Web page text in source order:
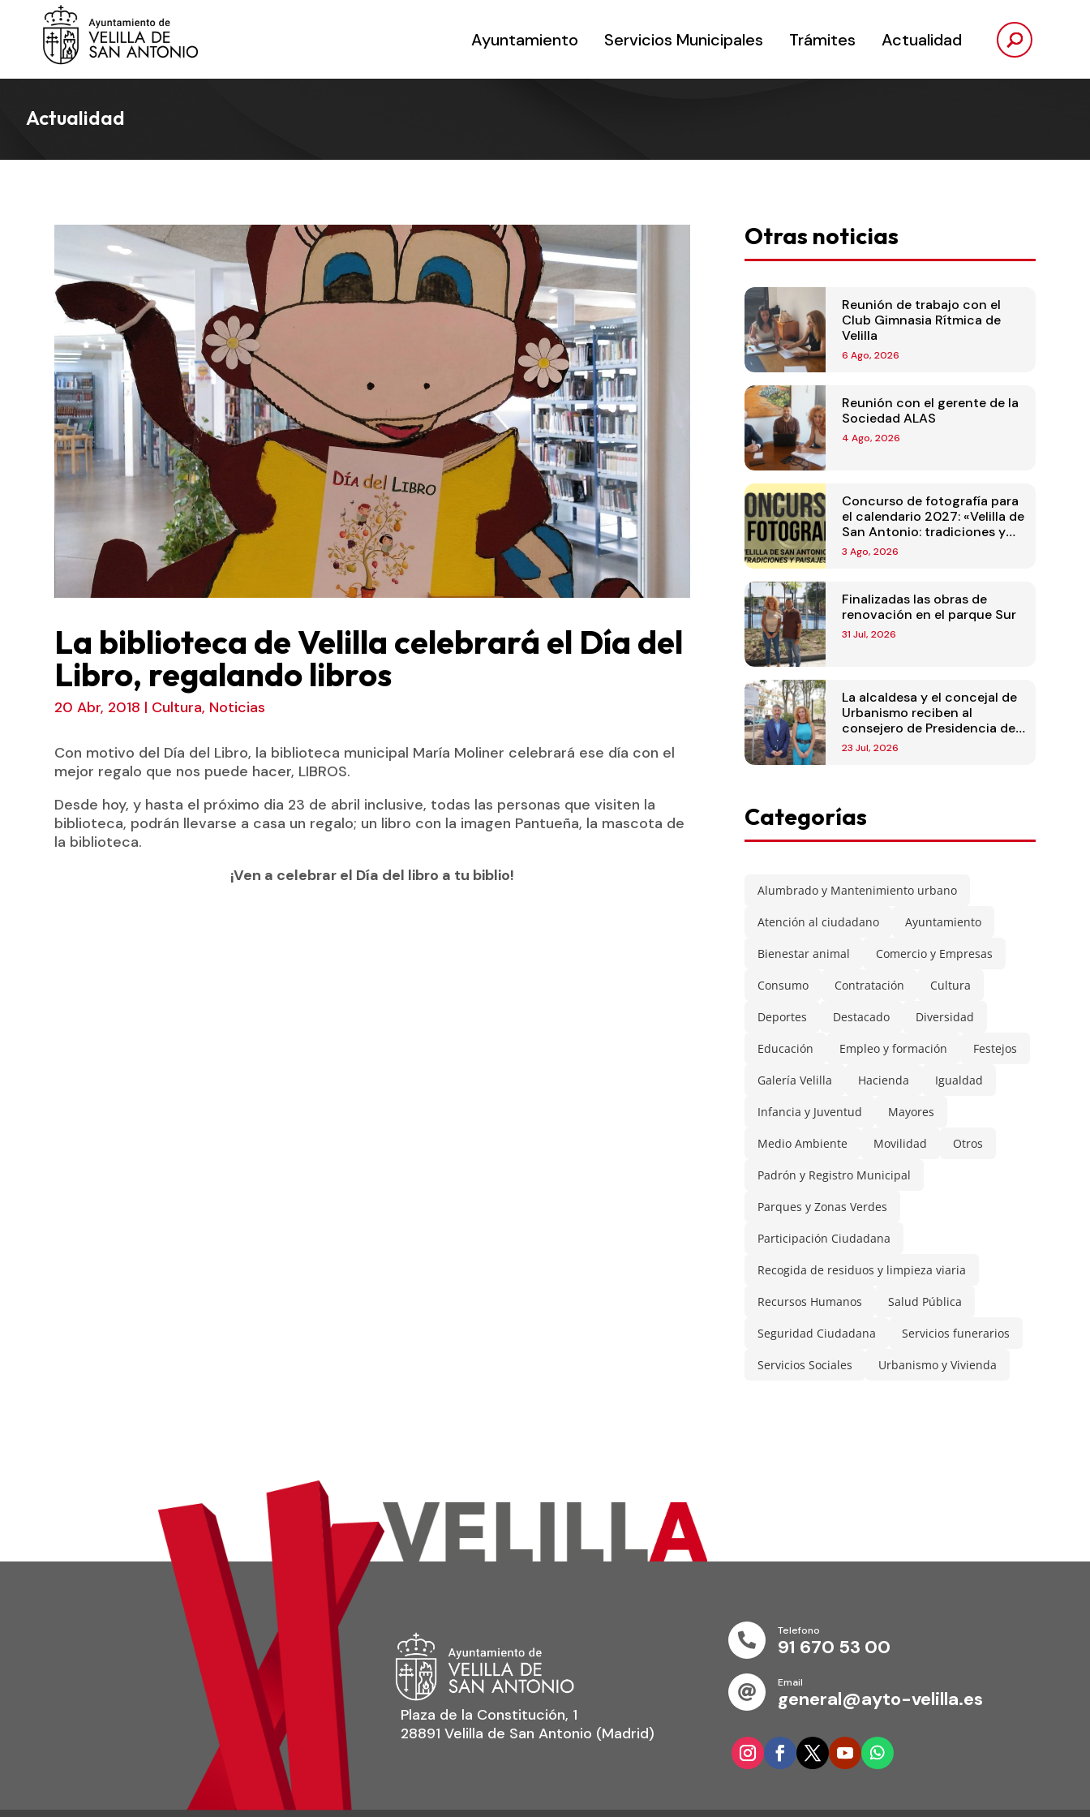
Ayuntamiento Servicios Municipales Trámites Actualidad
Actualidad
La biblioteca de Velilla celebrará el Día del
Libro, regalando libros
20 Abr, 2018 | Cultura, Noticias
Con motivo del Día del Libro, la biblioteca municipal María Moliner celebrará ese día con el
mejor regalo que nos puede hacer, LIBROS.
Desde hoy, y hasta el próximo dia 23 de abril inclusive, todas las personas que visiten la
biblioteca, podrán llevarse a casa un regalo; un libro con la imagen Pantueña, la mascota de
la biblioteca.
¡Ven a celebrar el Día del libro a tu biblio!
Otras noticias
Reunión de trabajo con el
Club Gimnasia Rítmica de
Velilla
6 Ago, 2026
Reunión con el gerente de la
Sociedad ALAS
4 Ago, 2026
Concurso de fotografía para
el calendario 2027: «Velilla de
San Antonio: tradiciones y
paisajes»
3 Ago, 2026
Finalizadas las obras de
renovación en el parque Sur
31 Jul, 2026
La alcaldesa y el concejal de
Urbanismo reciben al
consejero de Presidencia de
la Comunidad de Madrid
23 Jul, 2026
Categorías
Alumbrado y Mantenimiento urbano
Atención al ciudadano Ayuntamiento
Bienestar animal Comercio y Empresas
Consumo Contratación Cultura
Deportes Destacado Diversidad
Educación Empleo y formación Festejos
Galería Velilla Hacienda Igualdad
Infancia y Juventud Mayores
Medio Ambiente Movilidad Otros
Padrón y Registro Municipal
Parques y Zonas Verdes
Participación Ciudadana
Recogida de residuos y limpieza viaria
Recursos Humanos Salud Pública
Seguridad Ciudadana Servicios funerarios
Servicios Sociales Urbanismo y Vivienda
Plaza de la Constitución, 1
28891 Velilla de San Antonio (Madrid)

Telefono
91 670 53 00

Email
general@ayto-velilla.es